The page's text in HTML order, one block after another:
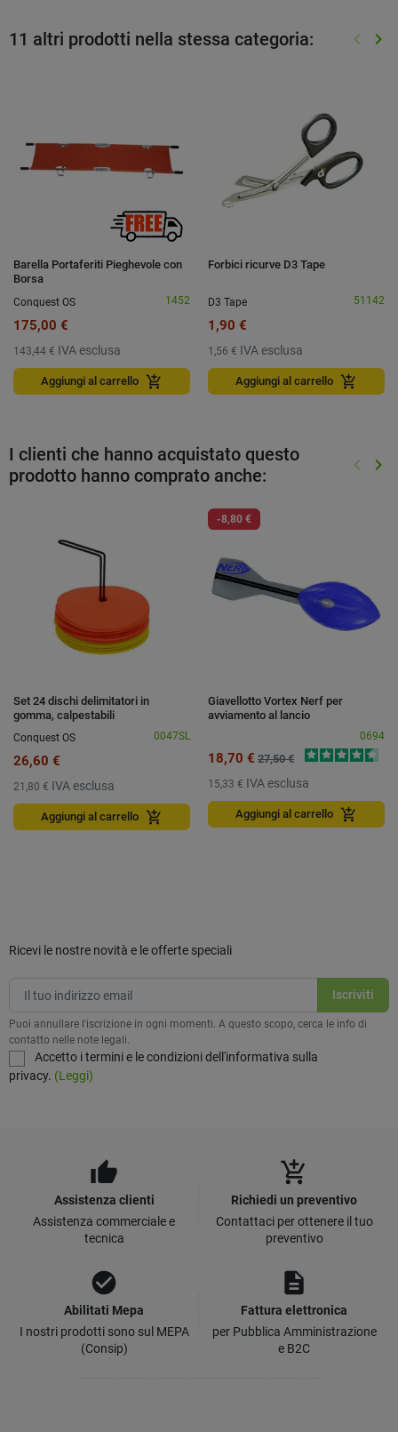
11 altri prodotti nella stessa categoria: keyboard_arrow_left keyboard_arrow_right
Barella Portaferiti Pieghevole con
Borsa
Conquest OS
1452
175,00 €
143,44 € IVA esclusa
Aggiungi al carrello add_shopping_cart
Forbici ricurve D3 Tape
D3 Tape 51142
1,90 €
1,56 € IVA esclusa
Aggiungi al carrello add_shopping_cart
I clienti che hanno acquistato questo
prodotto hanno comprato anche:
keyboard_arrow_left keyboard_arrow_right
Set 24 dischi delimitatori in
gomma, calpestabili
Conquest OS
0047SL
26,60 €
21,80 € IVA esclusa
Aggiungi al carrello add_shopping_cart
-8,80 €
Giavellotto Vortex Nerf per
avviamento al lancio
0694
18,70 € 27,50 €
15,33 € IVA esclusa
Aggiungi al carrello add_shopping_cart
Ricevi le nostre novità e le offerte speciali
Puoi annullare l'iscrizione in ogni momenti. A questo scopo, cerca le info di
contatto nelle note legali.
Accetto i termini e le condizioni dell'informativa sulla
privacy. (Leggi)
thumb_up
Assistenza clienti
Assistenza commerciale e
tecnica
add_shopping_cart
Richiedi un preventivo
Contattaci per ottenere il tuo
preventivo
check_circle
Abilitati Mepa
I nostri prodotti sono sul MEPA
(Consip)
description
Fattura elettronica
per Pubblica Amministrazione
e B2C